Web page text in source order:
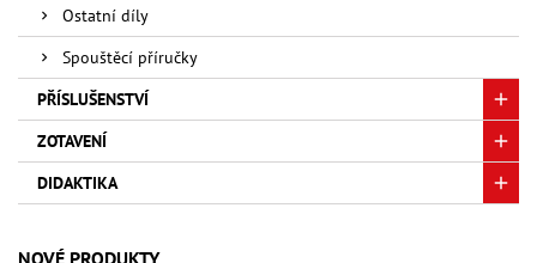
Ostatní díly
Spouštěcí příručky
PŘÍSLUŠENSTVÍ
ZOTAVENÍ
DIDAKTIKA
NOVÉ PRODUKTY